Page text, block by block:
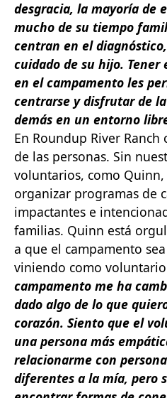
desgracia, la mayoría de
mucho de su tiempo
centran en el
cuidado de su hijo. Tener
en el campamento les
centrarse y disfrutar de
demás en un entorno
En Roundup River
de las personas. Sin
voluntarios, como
organizar programas de
impactantes e
familias. Quinn está
a que el campamento
viniendo como
campamento me ha
dado algo de lo que
corazón. Siento que el
una persona más
relacionarme con
diferentes a la mía, pero